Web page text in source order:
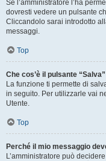
Se l’amministratore l’ha
dovresti vedere un pulsante
Cliccandolo sarai introdotto
messaggi.
Top
Che cos’è il pulsante
La funzione ti permette di
in seguito. Per utilizzarle vai
Utente.
Top
Perché il mio messaggio
L’amministratore può